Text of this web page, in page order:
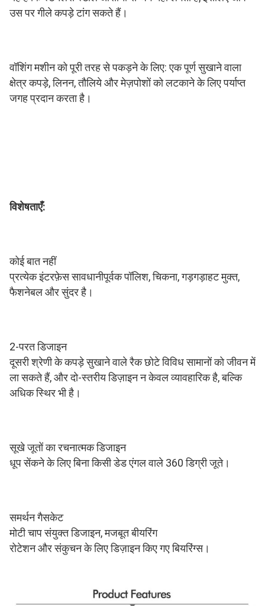
उस पर गीले कपड़े टांग सकते हैं।
वॉशिंग मशीन को पूरी तरह से पकड़ने के लिए: एक पूर्ण सुखाने वाला
क्षेत्र कपड़े, लिनन, तौलिये और मेज़पोशों को लटकाने के लिए पर्याप्त
जगह प्रदान करता है।
विशेषताएँ:
कोई बात नहीं
प्रत्येक इंटरफ़ेस सावधानीपूर्वक पॉलिश, चिकना, गड़गड़ाहट मुक्त,
फैशनेबल और सुंदर है।
2-परत डिजाइन
दूसरी श्रेणी के कपड़े सुखाने वाले रैक छोटे विविध सामानों को जीवन में
ला सकते हैं, और दो-स्तरीय डिज़ाइन न केवल व्यावहारिक है, बल्कि
अधिक स्थिर भी है।
सूखे जूतों का रचनात्मक डिजाइन
धूप सेंकने के लिए बिना किसी डेड एंगल वाले 360 डिग्री जूते।
समर्थन गैसकेट
मोटी चाप संयुक्त डिजाइन, मजबूत बीयरिंग
रोटेशन और संकुचन के लिए डिज़ाइन किए गए बियरिंग्स।